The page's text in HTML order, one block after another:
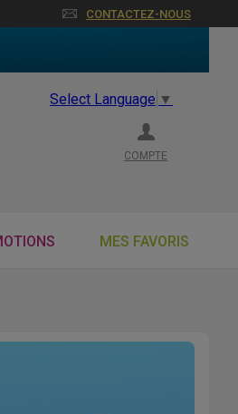
CONTACTEZ-NOUS
Select Language ▼
COMPTE
MES FAVORIS